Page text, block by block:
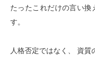
たったこれだけの言い換
す。
人格否定ではなく、 資質